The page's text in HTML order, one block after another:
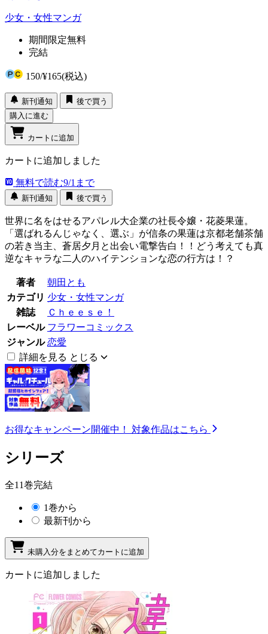
少女・女性マンガ
期間限定無料
完結
150/¥165(税込)
新刊通知
後で買う
購入に進む
カートに追加
カートに追加しました
無料で読む9/1まで
新刊通知 後で買う
世界に名をはせるアパレル大企業の社長令嬢・花菱果蓮。
「選ばれるんじゃなく、選ぶ」が信条の果蓮は京都老舗茶舗
の若き当主、蒼居夕月と出会い電撃告白！！どう考えても真
逆なキャラな二人のハイテンションな恋の行方は！？
著者
朝田とも
カテゴリ 少女・女性マンガ
雑誌
Ｃｈｅｅｓｅ！
レーベル フラワーコミックス
ジャンル 恋愛
詳細を見る とじる
お得なキャンペーン開催中！ 対象作品はこちら
シリーズ
全11巻完結
1巻から
最新刊から
未購入分をまとめてカートに追加
カートに追加しました